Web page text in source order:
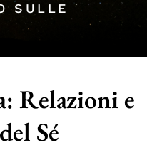
SULLE
Relazioni e
Sé